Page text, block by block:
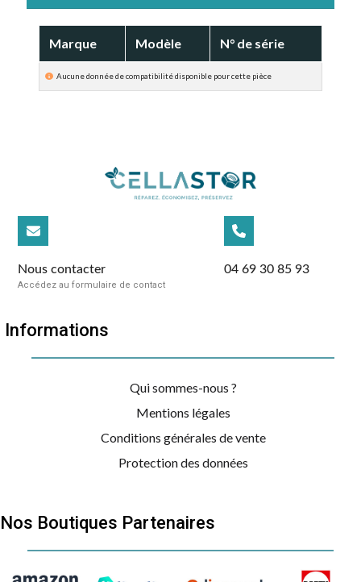
Marque Modèle N° de série
Nous contacter
Accédez au formulaire de contact
04 69 30 85 93
Informations
Qui sommes-nous ?
Mentions légales
Conditions générales de vente
Protection des données
Nos Boutiques Partenaires